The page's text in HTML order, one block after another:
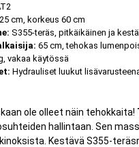
cm, korkeus 60 cm
S355-teräs, pitkäikäinen ja
65 cm, tehokas
vakaa käytössä
Hydrauliset luukut
ole olleet näin tehokkaita!
hallintaan. Sen
Kestävä S355-